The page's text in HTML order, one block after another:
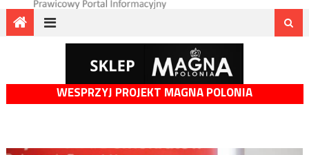
WESPRZYJ PROJEKT MAGNA POLONIA